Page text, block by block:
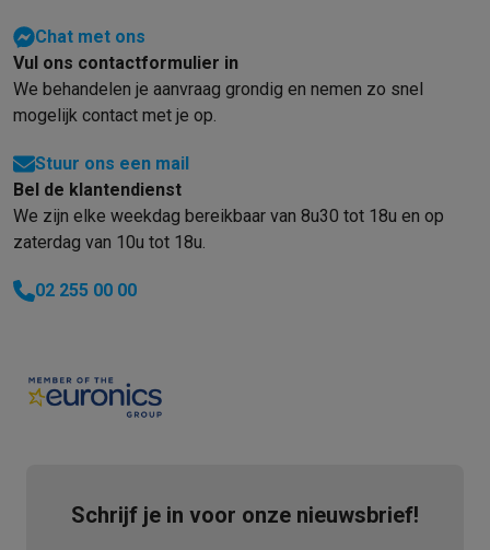
Chat met ons
Vul ons contactformulier in
We behandelen je aanvraag grondig en nemen zo snel
mogelijk contact met je op.
Stuur ons een mail
Bel de klantendienst
We zijn elke weekdag bereikbaar van 8u30 tot 18u en op
zaterdag van 10u tot 18u.
02 255 00 00
Schrijf je in voor onze nieuwsbrief!